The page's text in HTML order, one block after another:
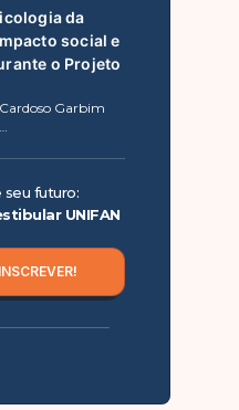
da
social e
o Projeto
Garbim
seu futuro:
UNIFAN